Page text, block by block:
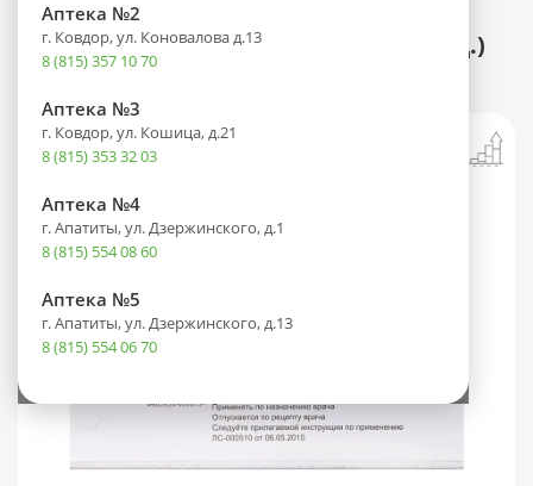
Аптека №2
г. Ковдор, ул. Коновалова д.13
8 (815) 357 10 70
Аптека №3
г. Ковдор, ул. Кошица, д.21
8 (815) 353 32 03
Аптека №4
г. Апатиты, ул. Дзержинского, д.1
8 (815) 554 08 60
Аптека №5
г. Апатиты, ул. Дзержинского, д.13
8 (815) 554 06 70
Каталог Лекарственные препараты
Кальция хлорид амп.(р-р д/в/в введ.)
100мг/мл 10мл №10